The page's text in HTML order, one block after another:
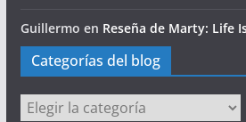
Guillermo en Reseña de Marty: Life
Categorías del blog
Categorías